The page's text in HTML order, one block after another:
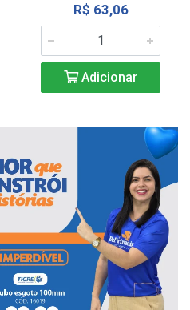
R$ 63,06
Adicionar